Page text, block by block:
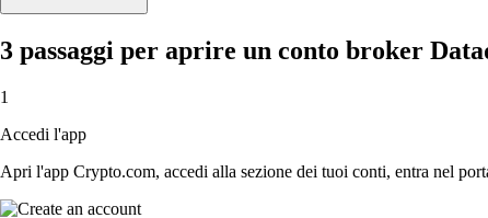
3 passaggi per aprire un conto broker
1
Accedi l'app
Apri l'app Crypto.com, accedi alla sezione dei tuoi conti, entra nel